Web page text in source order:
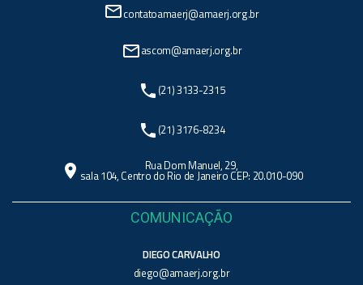
mail_outlinecontatoamaerj@amaerj.org.br
mail_outlineascom@amaerj.org.br
phone (21) 3133-2315
phone (21) 3176-8234
location_on Rua Dom Manuel, 29,
sala 104, Centro do Rio de Janeiro CEP: 20.010-090
COMUNICAÇÃO
DIEGO CARVALHO
diego@amaerj.org.br